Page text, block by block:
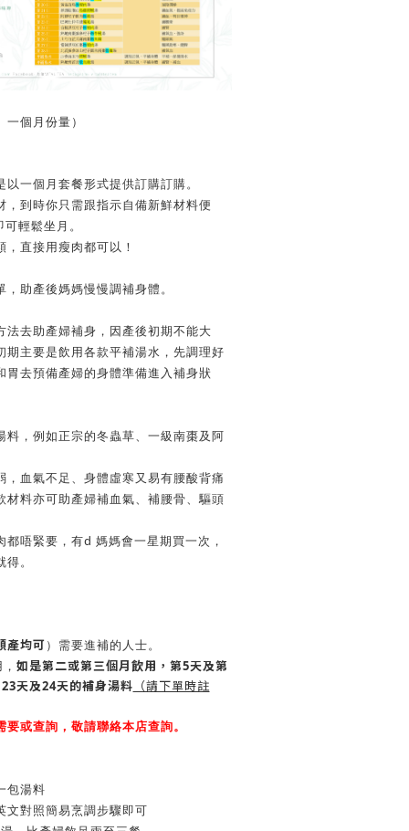
個月份量）
一個月套餐形式提供訂購訂購。
，到時你只需跟指示自備新鮮材料便
可輕鬆坐月。
直接用瘦肉都可以！
助產後媽媽慢慢調補身體。
法去助產婦補身，因產後初期不能大
期主要是飲用各款平補湯水，先調理好
胃去預備產婦的身體準備進入補身狀
料，例如正宗的冬蟲草、一級南棗及阿
，血氣不足、身體虛寒又易有腰酸背痛
材料亦可助產婦補血氣、補腰骨、驅頭
都唔緊要，有d 媽媽會一星期買一次，
。
產均可 ）需要進補的人士。
如是第二或第三個月飲用，第5天及第
天及24天的補身湯料 （請下單時註
或查詢，敬請聯絡本店查詢。
包湯料
文對照簡易烹調步驟即可